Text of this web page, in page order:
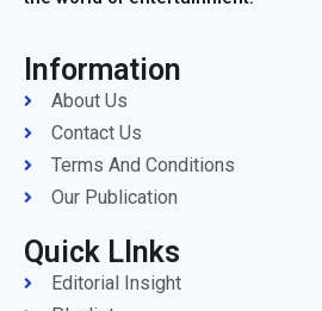
Information
About Us
Contact Us
Terms And Conditions
Our Publication
Quick LInks
Editorial Insight